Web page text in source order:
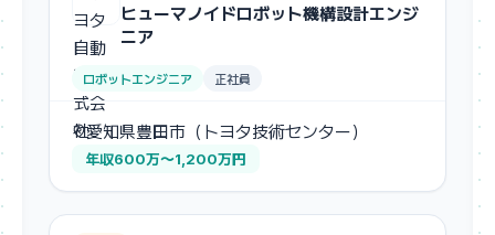
ヒューマノイドロボット機構設計エンジ
ニア
ロボットエンジニア 正社員
愛知県豊田市（トヨタ技術センター）
年収600万〜1,200万円